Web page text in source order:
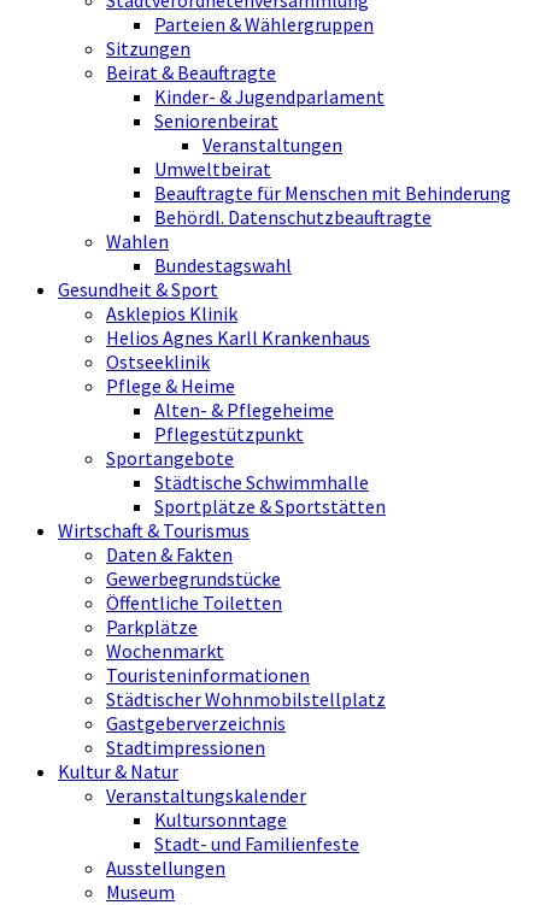
Parteien & Wählergruppen
Sitzungen
Beirat & Beauftragte
Kinder- & Jugendparlament
Seniorenbeirat
Veranstaltungen
Umweltbeirat
Beauftragte für Menschen mit Behinderung
Behördl. Datenschutzbeauftragte
Wahlen
Bundestagswahl
Gesundheit & Sport
Asklepios Klinik
Helios Agnes Karll Krankenhaus
Ostseeklinik
Pflege & Heime
Alten- & Pflegeheime
Pflegestützpunkt
Sportangebote
Städtische Schwimmhalle
Sportplätze & Sportstätten
Wirtschaft & Tourismus
Daten & Fakten
Gewerbegrundstücke
Öffentliche Toiletten
Parkplätze
Wochenmarkt
Touristeninformationen
Städtischer Wohnmobilstellplatz
Gastgeberverzeichnis
Stadtimpressionen
Kultur & Natur
Veranstaltungskalender
Kultursonntage
Stadt- und Familienfeste
Ausstellungen
Museum